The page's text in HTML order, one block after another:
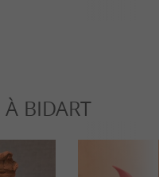
À BIDART